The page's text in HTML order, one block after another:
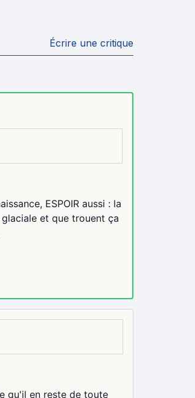
Écrire une critique
ESPOIR aussi : la
glaciale et que trouent ça
qu'il en reste de toute